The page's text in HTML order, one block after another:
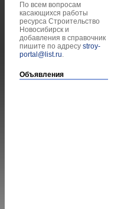
По всем вопросам
касающихся работы
ресурса Строительство
Новосибирск и
добавления в справочник
пишите по адресу stroy-
portal@list.ru.
Объявления